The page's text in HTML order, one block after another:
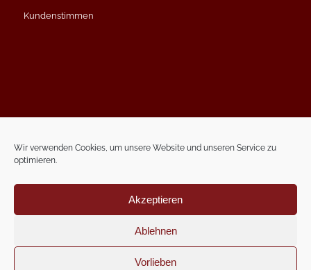
Wir verwenden Cookies, um unsere Website und unseren Service zu
optimieren.
Akzeptieren
Ablehnen
Vorlieben
Kundenstimmen
Datenschutzerklärung